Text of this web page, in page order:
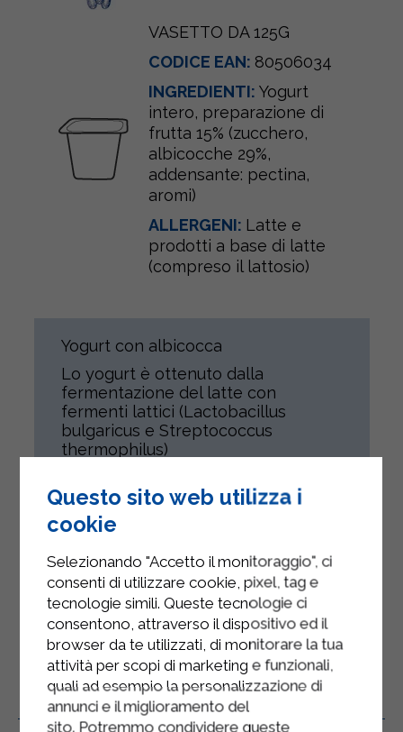
VASETTO DA 125G
CODICE EAN: 80506034
INGREDIENTI: Yogurt
intero, preparazione di
frutta 15% (zucchero,
albicocche 29%,
addensante: pectina,
aromi)
ALLERGENI: Latte e
prodotti a base di latte
(compreso il lattosio)
Yogurt con albicocca
Lo yogurt è ottenuto dalla
fermentazione del latte con
fermenti lattici (Lactobacillus
bulgaricus e Streptococcus
thermophilus)
contiene frutta in pezzi.
Il prodotto è destinato a tutti gli
stato di salute.
Senza Glutine
Prodotti Correlati
Questo sito web utilizza i
cookie
Selezionando "Accetto il monitoraggio", ci
consenti di utilizzare cookie, pixel, tag e
tecnologie simili. Queste tecnologie ci
consentono, attraverso il dispositivo ed il
browser da te utilizzati, di monitorare la tua
attività per scopi di marketing e funzionali,
quali ad esempio la personalizzazione di
annunci e il miglioramento del
sito. Potremmo condividere queste